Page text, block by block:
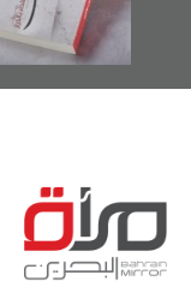
للدراسات والتوثيق